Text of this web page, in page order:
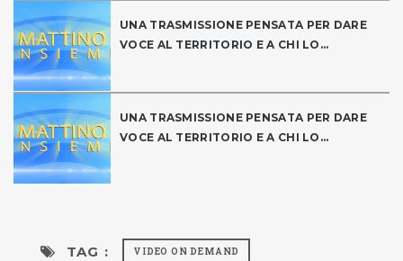
UNA TRASMISSIONE PENSATA PER DARE
VOCE AL TERRITORIO E A CHI LO...
UNA TRASMISSIONE PENSATA PER DARE
VOCE AL TERRITORIO E A CHI LO...
TAG : VIDEO ON DEMAND